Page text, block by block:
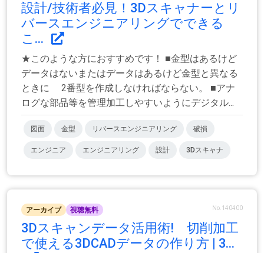
設計/技術者必見！3Dスキャナーとリ
バースエンジニアリングでできる
こ...
★このような方におすすめです！ ■金型はあるけど
データはないまたはデータはあるけど金型と異なる
ときに 2番型を作成しなければならない。 ■アナ
ログな部品等を管理加工しやすいようにデジタル...
図面 金型 リバースエンジニアリング 破損
エンジニア エンジニアリング 設計 3Dスキャナ
アーカイブ 視聴無料 No.140400
3Dスキャンデータ活用術! 切削加工
で使える3DCADデータの作り方 | 3...